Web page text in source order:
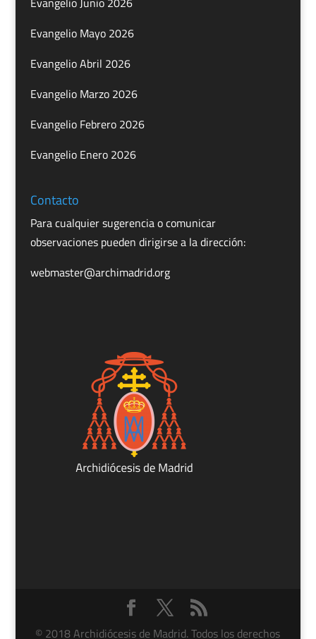
Evangelio Mayo 2026
Evangelio Abril 2026
Evangelio Marzo 2026
Evangelio Febrero 2026
Evangelio Enero 2026
Contacto
Para cualquier sugerencia o comunicar
observaciones pueden dirigirse a la dirección:
webmaster@archimadrid.org
© 2018 Archidiócesis de Madrid. Todos los derechos